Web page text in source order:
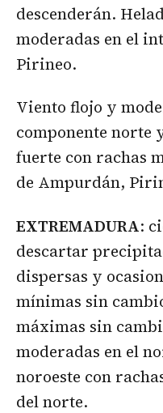
descenderán.
moderadas en el
Pirineo.
Viento flojo y
componente norte
fuerte con rachas
de Ampurdán,
EXTREMADURA:
descartar
dispersas y
mínimas sin
máximas sin
moderadas en el
noroeste con
del norte.